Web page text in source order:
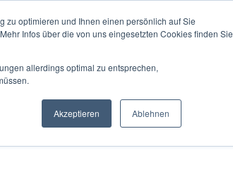
zu optimieren und Ihnen einen persönlich auf Sie
Infos über die von uns eingesetzten Cookies finden Sie
allerdings optimal zu entsprechen,
Akzeptieren Ablehnen